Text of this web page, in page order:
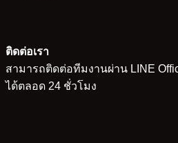
ติดต่อเรา
สามารถติดต่อทีมงานผ่าน LINE
ได้ตลอด 24 ชั่วโมง